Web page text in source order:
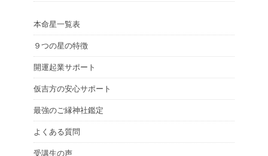
本命星一覧表
９つの星の特徴
開運起業サポート
仮吉方の安心サポート
最強のご縁神社鑑定
よくある質問
受講生の声